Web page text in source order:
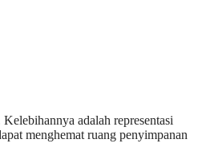
adalah representasi
menghemat ruang penyimpanan